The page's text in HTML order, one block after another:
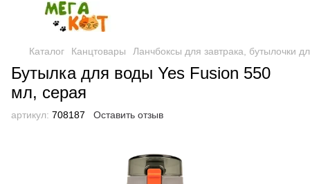
Каталог Канцтовары Ланчбоксы для завтрака, бутылочки
Бутылка для воды Yes Fusion 550
мл, серая
артикул: 708187 Оставить отзыв